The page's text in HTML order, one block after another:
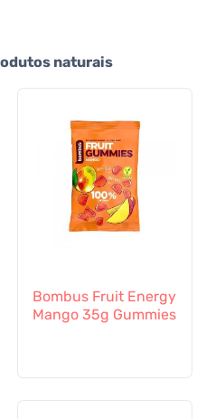
naturais
Bombus Fruit Energy
Mango 35g Gummies